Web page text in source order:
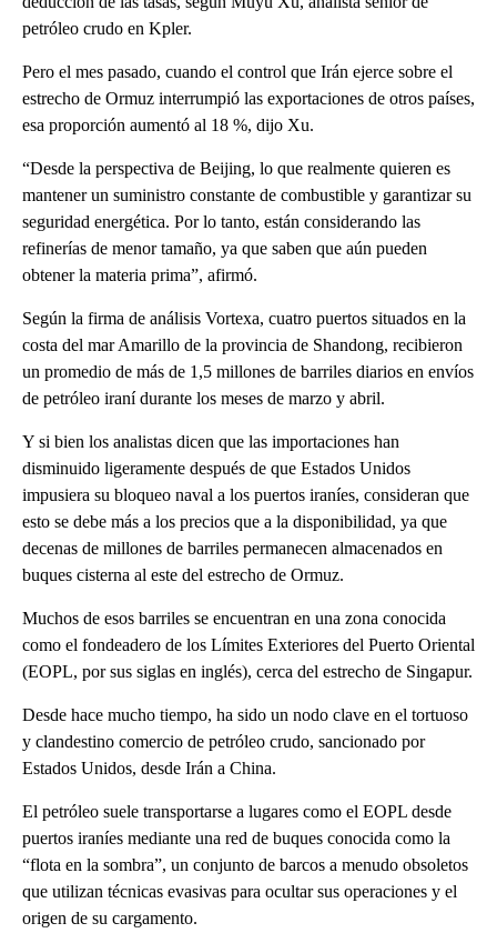
petróleo crudo en Kpler.
Pero el mes pasado, cuando el control que Irán ejerce sobre el
estrecho de Ormuz interrumpió las exportaciones de otros países,
esa proporción aumentó al 18 %, dijo Xu.
“Desde la perspectiva de Beijing, lo que realmente quieren es
mantener un suministro constante de combustible y garantizar su
seguridad energética. Por lo tanto, están considerando las
refinerías de menor tamaño, ya que saben que aún pueden
obtener la materia prima”, afirmó.
Según la firma de análisis Vortexa, cuatro puertos situados en la
costa del mar Amarillo de la provincia de Shandong, recibieron
un promedio de más de 1,5 millones de barriles diarios en envíos
de petróleo iraní durante los meses de marzo y abril.
Y si bien los analistas dicen que las importaciones han
disminuido ligeramente después de que Estados Unidos
impusiera su bloqueo naval a los puertos iraníes, consideran que
esto se debe más a los precios que a la disponibilidad, ya que
decenas de millones de barriles permanecen almacenados en
buques cisterna al este del estrecho de Ormuz.
Muchos de esos barriles se encuentran en una zona conocida
como el fondeadero de los Límites Exteriores del Puerto Oriental
(EOPL, por sus siglas en inglés), cerca del estrecho de Singapur.
Desde hace mucho tiempo, ha sido un nodo clave en el tortuoso
y clandestino comercio de petróleo crudo, sancionado por
Estados Unidos, desde Irán a China.
El petróleo suele transportarse a lugares como el EOPL desde
puertos iraníes mediante una red de buques conocida como la
“flota en la sombra”, un conjunto de barcos a menudo obsoletos
que utilizan técnicas evasivas para ocultar sus operaciones y el
origen de su cargamento.